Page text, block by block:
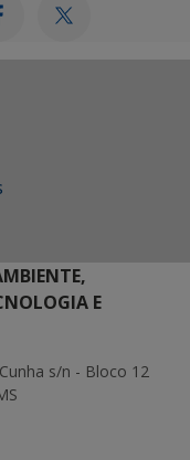
E
s/n - Bloco 12